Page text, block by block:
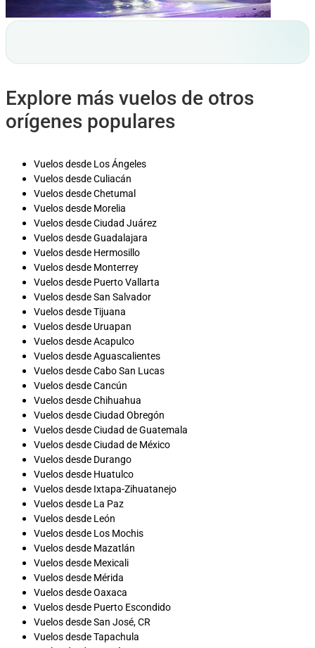
Explore más vuelos de otros
orígenes populares
Vuelos desde Los Ángeles
Vuelos desde Culiacán
Vuelos desde Chetumal
Vuelos desde Morelia
Vuelos desde Ciudad Juárez
Vuelos desde Guadalajara
Vuelos desde Hermosillo
Vuelos desde Monterrey
Vuelos desde Puerto Vallarta
Vuelos desde San Salvador
Vuelos desde Tijuana
Vuelos desde Uruapan
Vuelos desde Acapulco
Vuelos desde Aguascalientes
Vuelos desde Cabo San Lucas
Vuelos desde Cancún
Vuelos desde Chihuahua
Vuelos desde Ciudad Obregón
Vuelos desde Ciudad de Guatemala
Vuelos desde Ciudad de México
Vuelos desde Durango
Vuelos desde Huatulco
Vuelos desde Ixtapa-Zihuatanejo
Vuelos desde La Paz
Vuelos desde León
Vuelos desde Los Mochis
Vuelos desde Mazatlán
Vuelos desde Mexicali
Vuelos desde Mérida
Vuelos desde Oaxaca
Vuelos desde Puerto Escondido
Vuelos desde San José, CR
Vuelos desde Tapachula